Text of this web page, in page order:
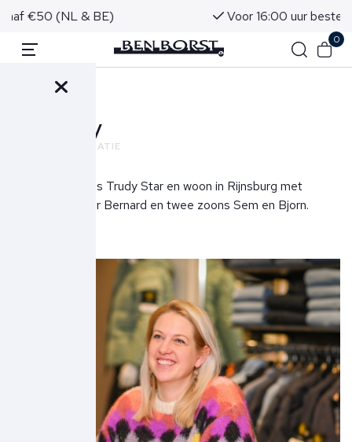
Voor 16:00 uur besteld, morgen in huis!
0
Trudy
ADMINISTRATIE
Mijn naam is Trudy Star en woon in Rijnsburg met
mijn partner Bernard en twee zoons Sem en Bjorn.